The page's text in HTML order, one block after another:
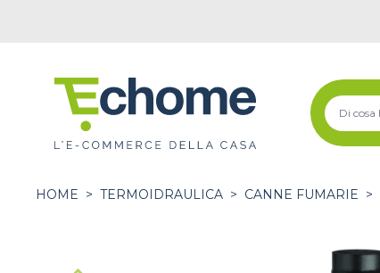
HOME > TERMOIDRAULICA > CANNE FUMARIE >